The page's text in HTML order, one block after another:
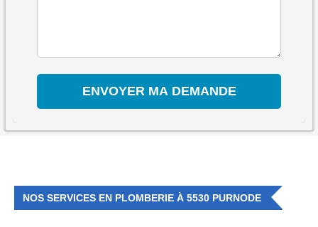
NOS SERVICES EN PLOMBERIE À 5530 PURNODE